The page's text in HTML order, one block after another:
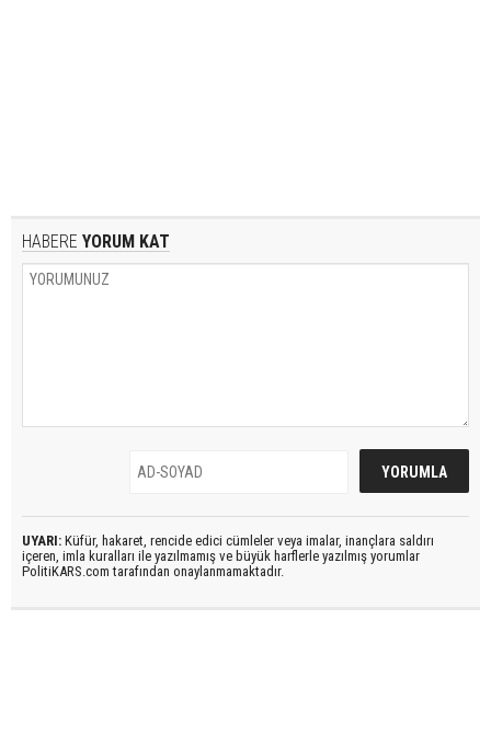
HABERE YORUM KAT
UYARI: Küfür, hakaret, rencide edici cümleler veya imalar, inançlara saldırı
içeren, imla kuralları ile yazılmamış ve büyük harflerle yazılmış yorumlar
PolitiKARS.com tarafından onaylanmamaktadır.